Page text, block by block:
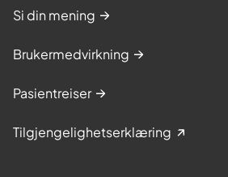
Si din mening
Brukermedvirkning
Pasientreiser
Tilgjengelighetserklæring